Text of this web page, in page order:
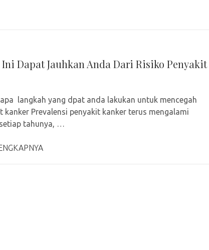
Ini Dapat Jauhkan Anda Dari Risiko Penyakit
langkah yang dpat anda lakukan untuk mencegah
kanker Prevalensi penyakit kanker terus mengalami
tahunya, …